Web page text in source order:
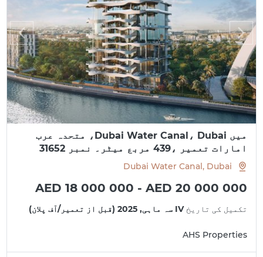
میں Dubai Water Canal، Dubai، متحدہ عرب
امارات تعمیر ،439 مربع میٹر۔ نمبر 31652
Dubai Water Canal, Dubai
AED 18 000 000 - AED 20 000 000
تکمیل کی تاریخIV سہ ماہی, 2025 (قبل از تعمیر/آف پلان)
AHS Properties